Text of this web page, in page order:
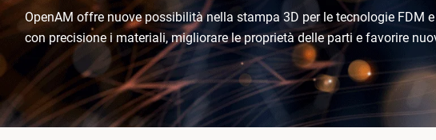
OpenAM offre nuove possibilità nella stampa 3D per le tecnologie FDM
con precisione i materiali, migliorare le proprietà delle parti e favorire